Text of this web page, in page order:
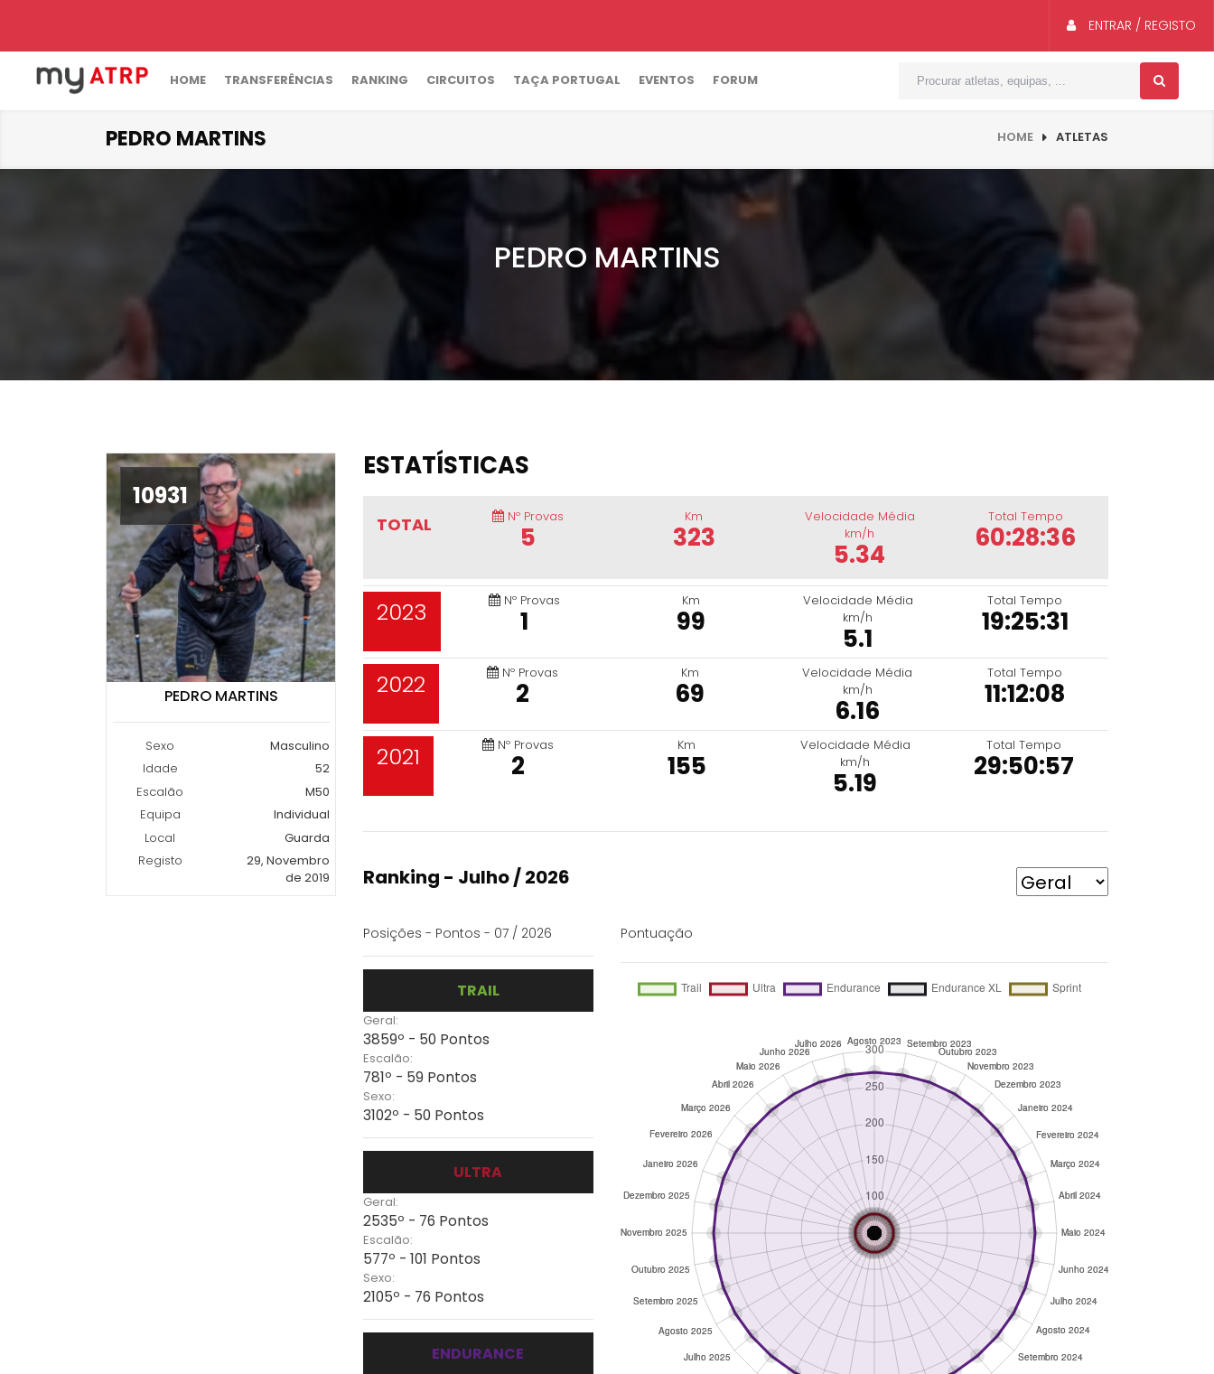
ENTRAR / REGISTO
HOME TRANSFERÊNCIAS RANKING CIRCUITOS TAÇA PORTUGAL EVENTOS FORUM
PEDRO MARTINS HOME ATLETAS
PEDRO MARTINS
10931
PEDRO MARTINS
Sexo
Masculino
Idade
52
Escalão
M50
Equipa
Individual
Local
Guarda
Registo
29, Novembro
de 2019
ESTATÍSTICAS
TOTAL Nº Provas
5
Km
323
Velocidade Média
km/h
5.34
Total Tempo
60:28:36
2023 Nº Provas
1
Km
99
Velocidade Média
km/h
5.1
Total Tempo
19:25:31
2022 Nº Provas
2
Km
69
Velocidade Média
km/h
6.16
Total Tempo
11:12:08
2021 Nº Provas
2
Km
155
Velocidade Média
km/h
5.19
Total Tempo
29:50:57
Ranking - Julho / 2026
Posições - Pontos - 07 / 2026
TRAIL
Geral:
3859º - 50 Pontos
Escalão:
781º - 59 Pontos
Sexo:
3102º - 50 Pontos
ULTRA
Geral:
2535º - 76 Pontos
Escalão:
577º - 101 Pontos
Sexo:
2105º - 76 Pontos
ENDURANCE
Pontuação